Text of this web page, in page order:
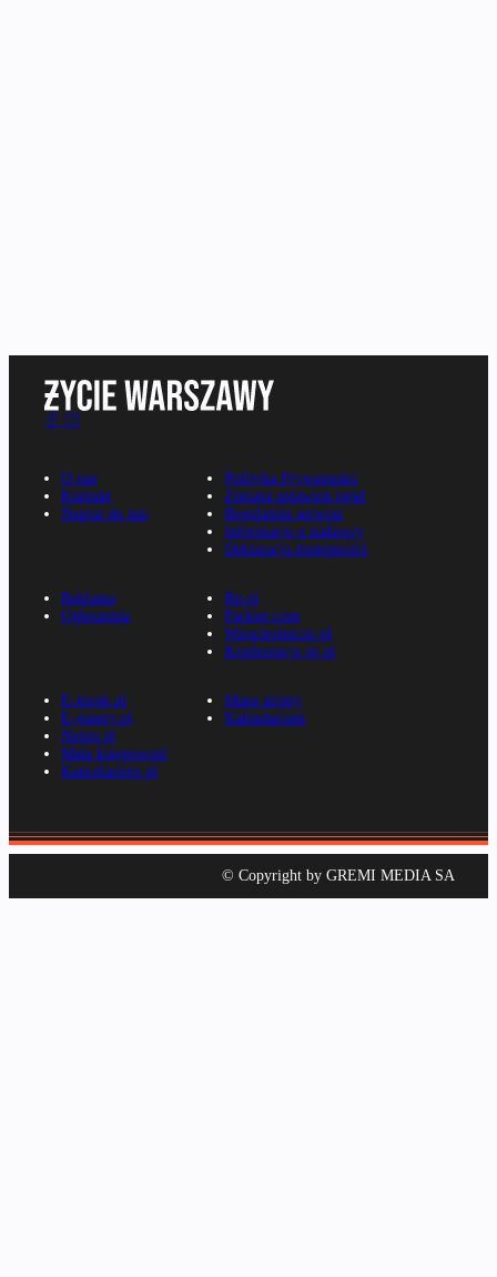
O nas
Kontakt
Napisz do nas
Polityka Prywatności
Zmiana ustawień zgód
Regulamin serwisu
Informacje o nadawcy
Deklaracja dostępności
Reklama
Ogłoszenia
Rp.pl
Parkiet.com
Wiescirolnicze.pl
Konferencje.rp.pl
E-kiosk.pl
E-gazety.pl
Nexto.pl
Mała księgowość
Kancelarierp.pl
Mapa strony
Kalendarium
© Copyright by GREMI MEDIA SA